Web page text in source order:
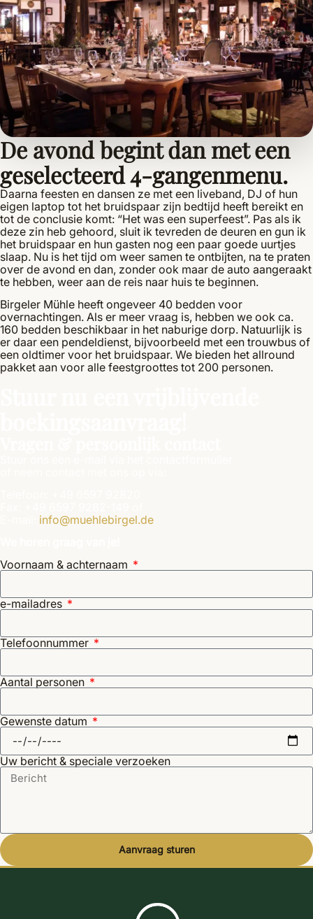
De avond begint dan met een
geselecteerd 4-gangenmenu.
Daarna feesten en dansen ze met een liveband, DJ of hun
eigen laptop tot het bruidspaar zijn bedtijd heeft bereikt en
tot de conclusie komt: “Het was een superfeest”. Pas als ik
deze zin heb gehoord, sluit ik tevreden de deuren en gun ik
het bruidspaar en hun gasten nog een paar goede uurtjes
slaap. Nu is het tijd om weer samen te ontbijten, na te praten
over de avond en dan, zonder ook maar de auto aangeraakt
te hebben, weer aan de reis naar huis te beginnen.
Birgeler Mühle heeft ongeveer 40 bedden voor
overnachtingen. Als er meer vraag is, hebben we ook ca.
160 bedden beschikbaar in het naburige dorp. Natuurlijk is
er daar een pendeldienst, bijvoorbeeld met een trouwbus of
een oldtimer voor het bruidspaar. We bieden het allround
pakket aan voor alle feestgroottes tot 200 personen.
info@muehlebirgel.de
Voornaam & achternaam
e-mailadres
Telefoonnummer
Aantal personen
Gewenste datum
Uw bericht & speciale verzoeken
Aanvraag sturen